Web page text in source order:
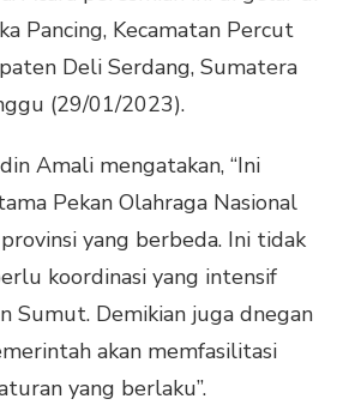
Pancing, Kecamatan Percut
Deli Serdang, Sumatera
(29/01/2023).
Amali mengatakan, “Ini
Pekan Olahraga Nasional
yang berbeda. Ini tidak
koordinasi yang intensif
Sumut. Demikian juga dnegan
akan memfasilitasi
yang berlaku”.